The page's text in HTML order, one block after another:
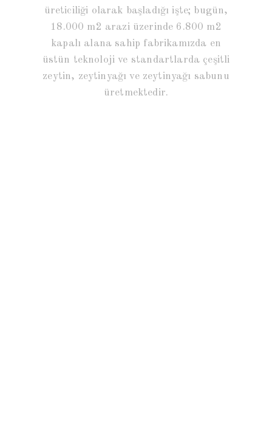
üreticiliği olarak başladığı işte; bugün,
18.000 m2 arazi üzerinde 6.800 m2
kapalı alana sahip fabrikamızda en
üstün teknoloji ve standartlarda çeşitli
zeytin, zeytinyağı ve zeytinyağı sabunu
üretmektedir.